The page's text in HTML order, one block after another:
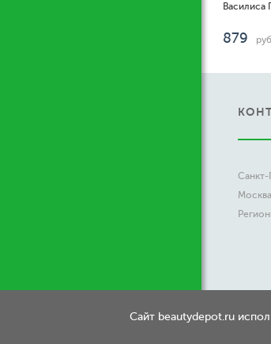
879
Санкт-
Москва
Сайт beautydepot.ru